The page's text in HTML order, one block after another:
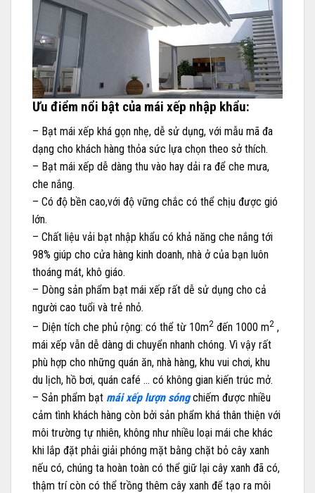
Ưu điểm nổi bật của mái xếp nhập khẩu:
– Bạt mái xếp khá gọn nhẹ, dễ sử dụng, với mẫu mã đa
dạng cho khách hàng thỏa sức lựa chọn theo sở thích.
– Bạt mái xếp dễ dàng thu vào hay dải ra để che mưa,
che nắng.
– Có độ bền cao,với độ vững chắc có thể chịu được gió
lớn.
– Chất liệu vải bạt nhập khẩu có khả năng che nắng tới
98% giúp cho cửa hàng kinh doanh, nhà ở của bạn luôn
thoáng mát, khô giáo.
– Dòng sản phẩm bạt mái xếp rất dễ sử dụng cho cả
người cao tuổi và trẻ nhỏ.
– Diện tích che phủ rộng: có thể từ 10m2 đến 1000 m2 ,
mái xếp vẫn dễ dàng di chuyển nhanh chóng. Vì vậy rất
phù hợp cho những quán ăn, nhà hàng, khu vui chơi, khu
du lịch, hồ bơi, quán café … có không gian kiến trúc mở.
– Sản phẩm bạt mái xếp lượn sóngchiếm được nhiều
cảm tình khách hàng còn bởi sản phẩm khá thân thiện với
môi trường tự nhiên, không như nhiều loại mái che khác
khi lắp đặt phải giải phóng mặt bằng chặt bỏ cây xanh
nếu có, chúng ta hoàn toàn có thể giữ lại cây xanh đã có,
thậm trí còn có thể trồng thêm cây xanh để tạo ra môi